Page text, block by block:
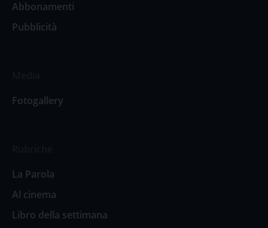
Abbonamenti
Pubblicità
Fotogallery
La Parola
Al cinema
Libro della settimana